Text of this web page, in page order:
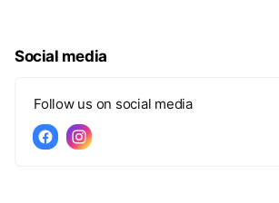
e
Social media
Follow us on social media